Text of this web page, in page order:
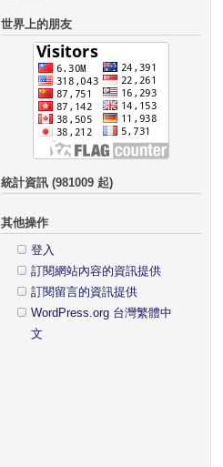
分
鍵
世界上的朋友
統計資訊 (981009 起)
其他操作
登入
訂閱網站內容的資訊提供
訂閱留言的資訊提供
WordPress.org 台灣繁體中
文